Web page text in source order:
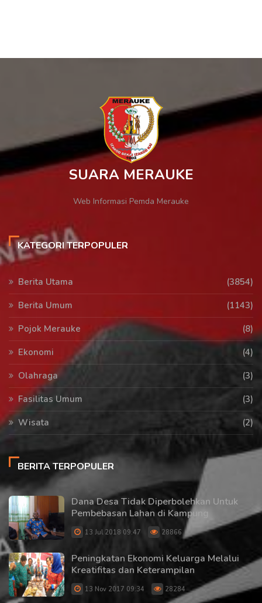
SUARA MERAUKE
Web Informasi Pemda Merauke
KATEGORI TERPOPULER
Berita Utama
(3854)
Berita Umum
(1143)
Pojok Merauke
(8)
Ekonomi
(4)
Olahraga
(3)
Fasilitas Umum
(3)
Wisata
(2)
BERITA TERPOPULER
Dana Desa Tidak Diperbolehkan Untuk
Pembebasan Lahan di Kampung
13 Jul 2018 09:47 28866
Peningkatan Ekonomi Keluarga Melalui
Kreatifitas dan Keterampilan
13 Nov 2017 09:34 28284